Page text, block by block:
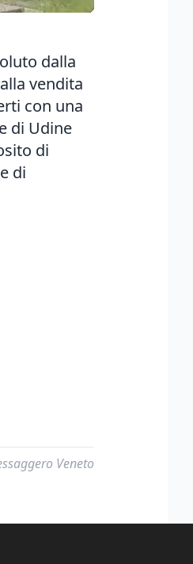
dalla
vendita
con una
di Udine
di
di
Veneto